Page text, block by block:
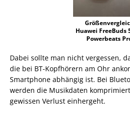
Huawei FreeBuds
Powerbeats
Dabei sollte man nicht vergessen,
die bei BT-Kopfhörern am Ohr
Smartphone abhängig ist. Bei
werden die Musikdaten
gewissen Verlust einhergeht.